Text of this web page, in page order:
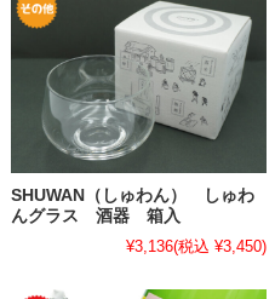
SHUWAN（しゅわん） しゅわ
んグラス 酒器 箱入
¥3,136(税込 ¥3,450)